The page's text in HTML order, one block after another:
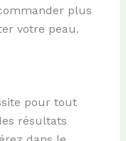
plus
votre peau.
pour tout
résultats